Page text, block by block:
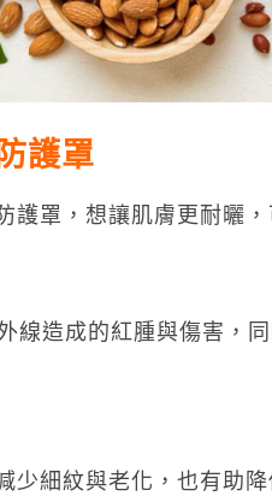
護罩
罩，想讓肌膚更耐曬
線造成的紅腫與傷害，
少細紋與老化，也有助